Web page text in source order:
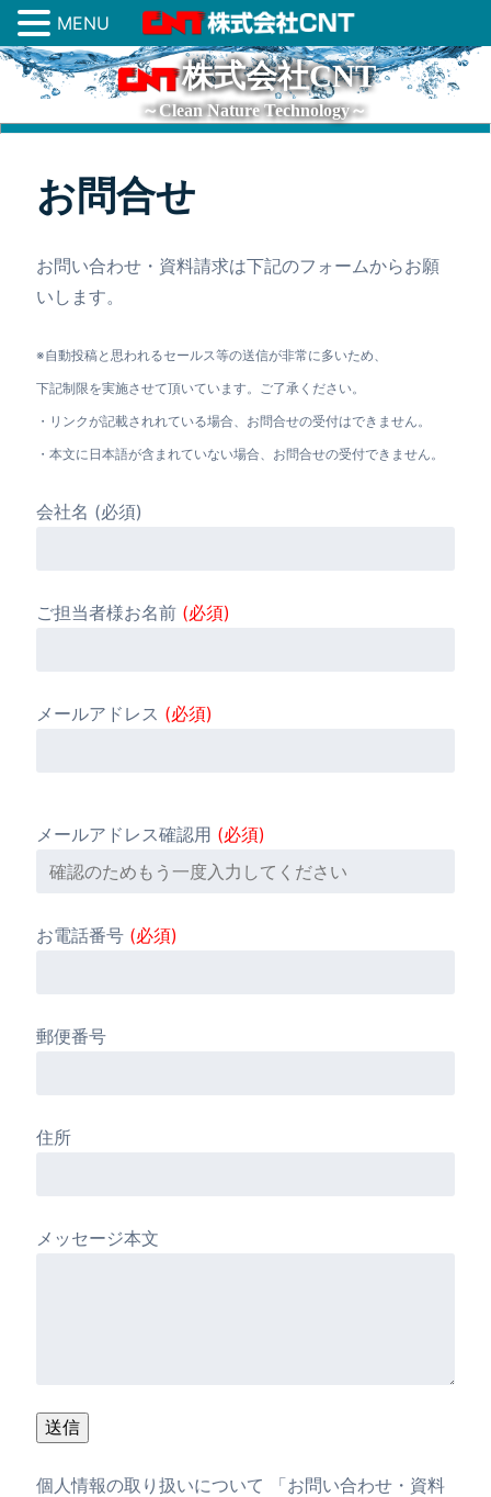
株式会社CNT
～Clean Nature Technology～
お問合せ
お問い合わせ・資料請求は下記のフォームからお願
いします。
※自動投稿と思われるセールス等の送信が非常に多いため、
下記制限を実施させて頂いています。 ご了承ください。
・リンクが記載されれている場合、お問合せの受付はできません。
・本文に日本語が含まれていない場合、お問合せの受付できません。
会社名 (必須)
ご担当者様お名前 (必須)
メールアドレス (必須)
メールアドレス確認用 (必須)
お電話番号 (必須)
郵便番号
住所
メッセージ本文
個人情報の取り扱いについて 「お問い合わせ・資料
MENU